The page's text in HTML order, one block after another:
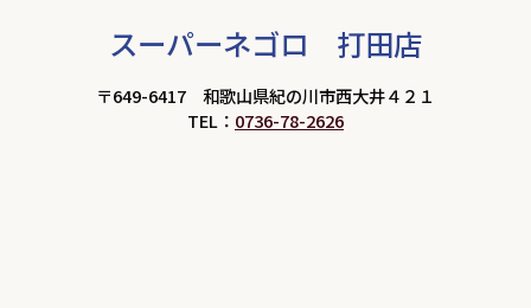
スーパーネゴロ 打田店
〒649-6417 和歌山県紀の川市西大井４２１
TEL： 0736-78-2626